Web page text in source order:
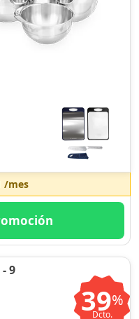
/mes
9
39%
Dcto.